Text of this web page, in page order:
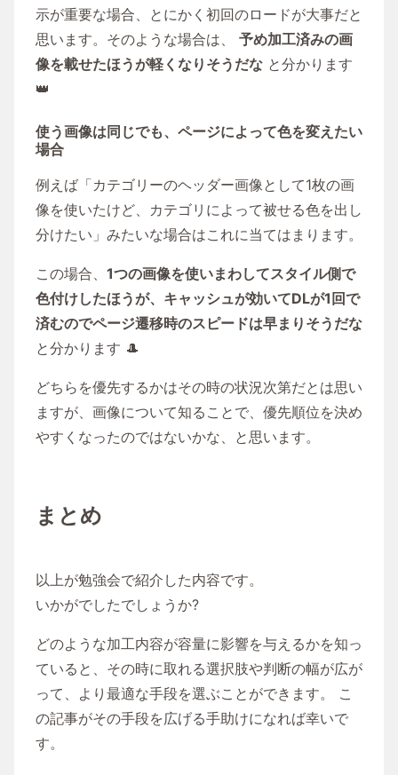
示が重要な場合、とにかく初回のロードが大事だと
思います。そのような場合は、 予め加工済みの画
像を載せたほうが軽くなりそうだな と分かります
👑
使う画像は同じでも、ページによって色を変えたい
場合
例えば「カテゴリーのヘッダー画像として1枚の画
像を使いたけど、カテゴリによって被せる色を出し
分けたい」みたいな場合はこれに当てはまります。
この場合、 1つの画像を使いまわしてスタイル側で
色付けしたほうが、キャッシュが効いてDLが1回で
済むのでページ遷移時のスピードは早まりそうだな
と分かります 🎩
どちらを優先するかはその時の状況次第だとは思い
ますが、画像について知ることで、優先順位を決め
やすくなったのではないかな、と思います。
まとめ
以上が勉強会で紹介した内容です。
いかがでしたでしょうか?
どのような加工内容が容量に影響を与えるかを知っ
ていると、その時に取れる選択肢や判断の幅が広が
って、より最適な手段を選ぶことができます。 こ
の記事がその手段を広げる手助けになれば幸いで
す。